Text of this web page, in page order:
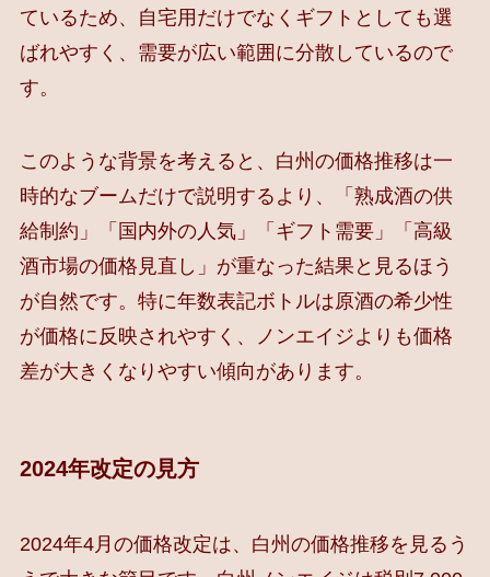
ているため、自宅用だけでなくギフトとしても選
ばれやすく、需要が広い範囲に分散しているので
す。
このような背景を考えると、白州の価格推移は一
時的なブームだけで説明するより、「熟成酒の供
給制約」「国内外の人気」「ギフト需要」「高級
酒市場の価格見直し」が重なった結果と見るほう
が自然です。特に年数表記ボトルは原酒の希少性
が価格に反映されやすく、ノンエイジよりも価格
差が大きくなりやすい傾向があります。
2024年改定の見方
2024年4月の価格改定は、白州の価格推移を見るう